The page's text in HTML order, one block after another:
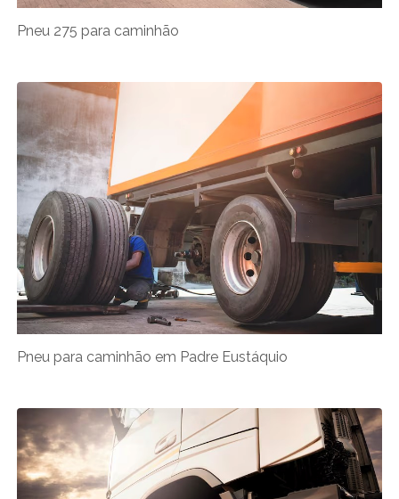
Pneu 275 para caminhão
Pneu para caminhão em Padre Eustáquio